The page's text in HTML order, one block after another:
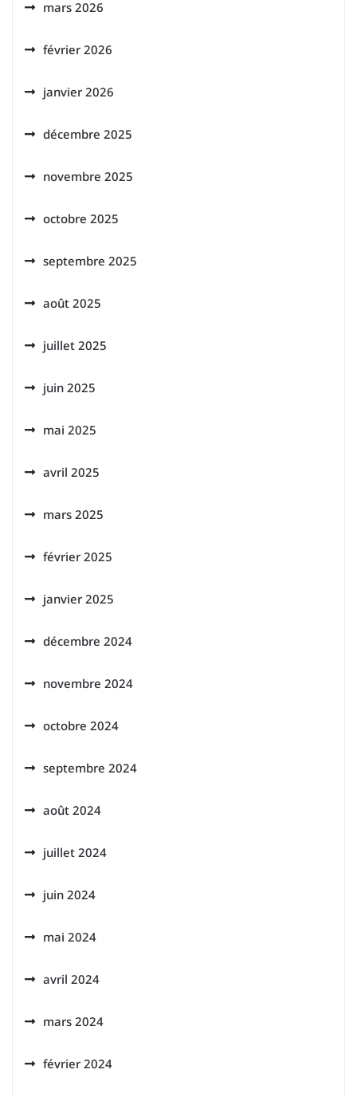
mars 2026
février 2026
janvier 2026
décembre 2025
novembre 2025
octobre 2025
septembre 2025
août 2025
juillet 2025
juin 2025
mai 2025
avril 2025
mars 2025
février 2025
janvier 2025
décembre 2024
novembre 2024
octobre 2024
septembre 2024
août 2024
juillet 2024
juin 2024
mai 2024
avril 2024
mars 2024
février 2024